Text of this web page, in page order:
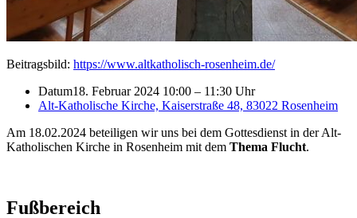
Beitragsbild: https://www.altkatholisch-rosenheim.de/
Datum18. Februar 2024 10:00 – 11:30 Uhr
Alt-Katholische Kirche, Kaiserstraße 48, 83022 Rosenheim
Am 18.02.2024 beteiligen wir uns bei dem Gottesdienst in der Alt-
Katholischen Kirche in Rosenheim mit dem Thema Flucht.
Fußbereich